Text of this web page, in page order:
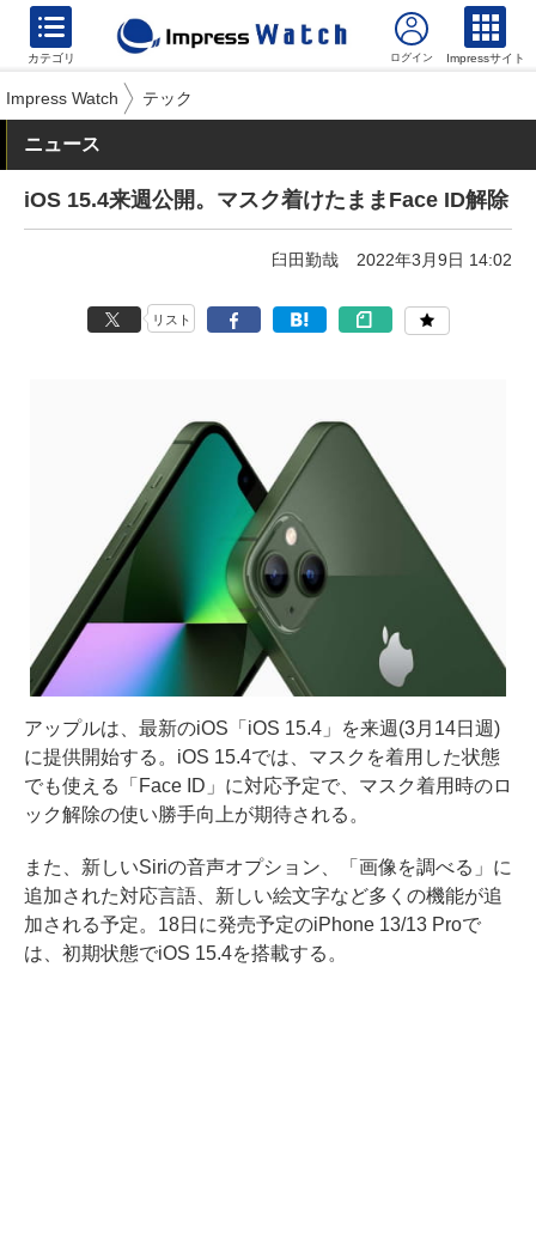
カテゴリ Impressサイト
Impress Watch テック
ニュース
iOS 15.4来週公開。マスク着けたままFace ID解除
臼田勤哉 2022年3月9日 14:02
リスト
アップルは、最新のiOS「iOS 15.4」を来週(3月14日週)
に提供開始する。iOS 15.4では、マスクを着用した状態
でも使える「Face ID」に対応予定で、マスク着用時のロ
ック解除の使い勝手向上が期待される。
また、新しいSiriの音声オプション、「画像を調べる」に
追加された対応言語、新しい絵文字など多くの機能が追
加される予定。18日に発売予定のiPhone 13/13 Proで
は、初期状態でiOS 15.4を搭載する。